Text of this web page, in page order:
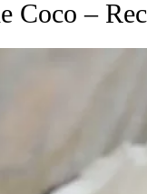
Coco –